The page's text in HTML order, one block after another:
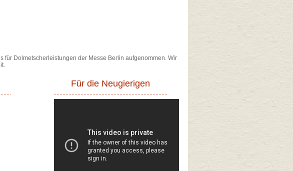
Dolmetscherleistungen der Messe Berlin aufgenommen. Wir
Für die Neugierigen